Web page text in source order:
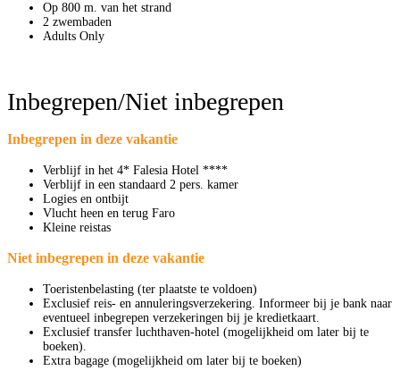
Op 800 m. van het strand
2 zwembaden
Adults Only
Inbegrepen/Niet inbegrepen
Inbegrepen in deze vakantie
Verblijf in het 4* Falesia Hotel ****
Verblijf in een standaard 2 pers. kamer
Logies en ontbijt
Vlucht heen en terug Faro
Kleine reistas
Niet inbegrepen in deze vakantie
Toeristenbelasting (ter plaatste te voldoen)
Exclusief reis- en annuleringsverzekering. Informeer bij je bank naar
eventueel inbegrepen verzekeringen bij je kredietkaart.
Exclusief transfer luchthaven-hotel (mogelijkheid om later bij te
boeken).
Extra bagage (mogelijkheid om later bij te boeken)